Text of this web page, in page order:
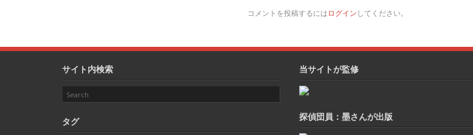
コメントを投稿するにはログインしてください。
サイト内検索
タグ
当サイトが監修
探偵団員：墨さんが出版